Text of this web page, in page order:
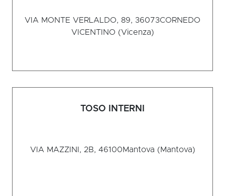
VIA MONTE VERLALDO, 89, 36073CORNEDO
VICENTINO (Vicenza)
TOSO INTERNI
VIA MAZZINI, 2B, 46100Mantova (Mantova)